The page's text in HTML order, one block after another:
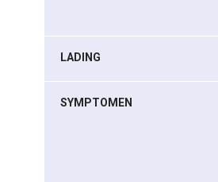
LADING
SYMPTOMEN